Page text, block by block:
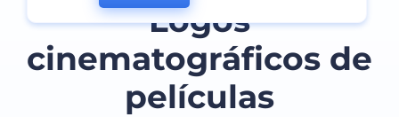
Logos
cinematográficos de
películas